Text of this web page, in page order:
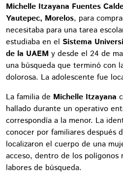
Michelle Itzayana Fuentes
Yautepec, Morelos, para
necesitaba para una tarea
estudiaba en el Sistema
de la UAEM y desde el 24 de
una búsqueda que terminó con
dolorosa. La adolescente fue
La familia de Michelle Itzayana
hallado durante un operativo
correspondía a la menor. La
conocer por familiares después
localizaron el cuerpo de una
acceso, dentro de los polígonos
labores de búsqueda.